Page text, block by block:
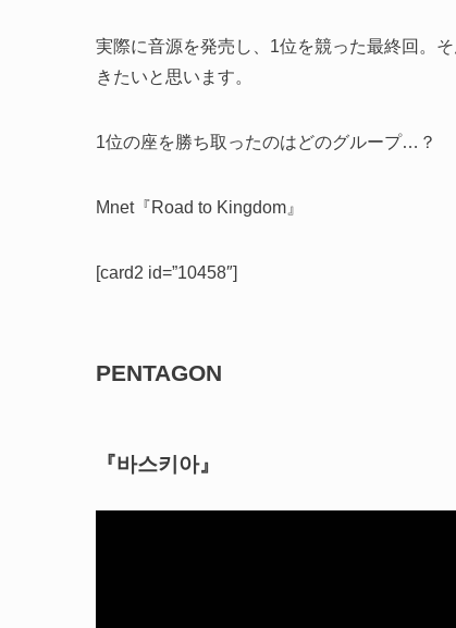
実際に音源を発売し、1位を競った最終回。
きたいと思います。
1位の座を勝ち取ったのはどのグループ…？
Mnet『Road to Kingdom』
[card2 id=”10458″]
PENTAGON
『바스키아』